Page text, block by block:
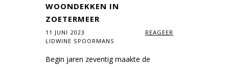
WOONDEKKEN IN
ZOETERMEER
11 JUNI 2023
REAGEER
LIDWINE SPOORMANS
Begin jaren zeventig maakte de